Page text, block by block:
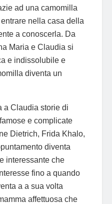
ad una camomilla
nella casa della
a conoscerla. Da
Maria e Claudia si
e indissolubile e
diventa un
a Claudia storie di
e complicate
Dietrich, Frida Khalo,
diventa
interessante che
fino a quando
a a sua volta
affettuosa che